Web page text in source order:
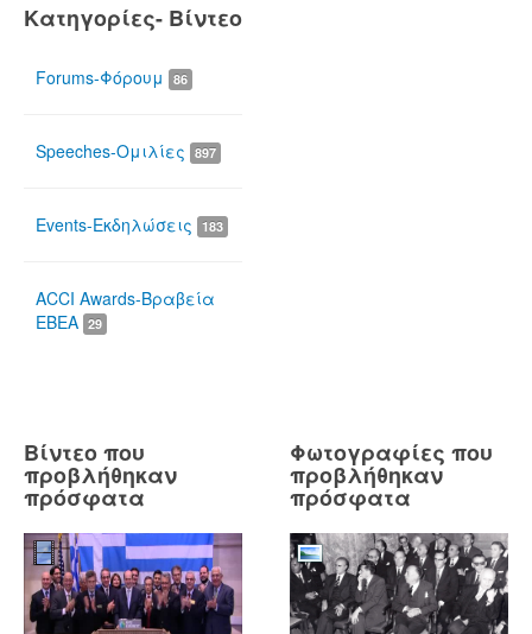
Κατηγορίες- Βίντεο
Forums-Φόρουμ 86
Speeches-Ομιλίες 897
Events-Εκδηλώσεις 183
ACCI Awards-Βραβεία
ΕΒΕΑ 29
Βίντεο που
προβλήθηκαν
πρόσφατα
Φωτογραφίες που
προβλήθηκαν
πρόσφατα